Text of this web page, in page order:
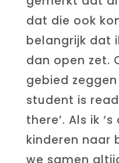
dat die ook
belangrijk dat
dan open zet.
gebied zeggen
student is
there’. Als ik
kinderen naar
we samen